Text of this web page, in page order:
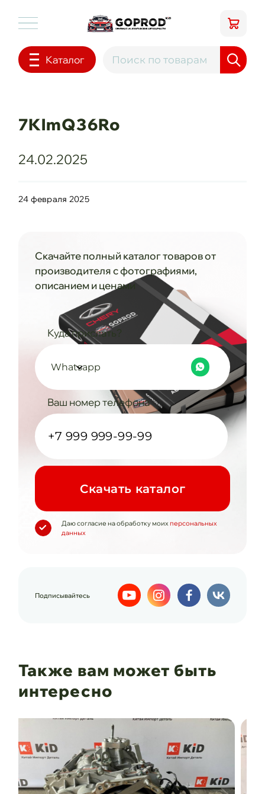
Каталог
7KlmQ36Ro
24.02.2025
24 февраля 2025
Скачайте полный каталог товаров от
производителя с фотографиями,
описанием и ценами
Куда прислать?
Whatsapp
Ваш номер телефона
Cкачать каталог
Даю согласие на обработку моих персональных
данных
Подписывайтесь
Также вам может быть
интересно